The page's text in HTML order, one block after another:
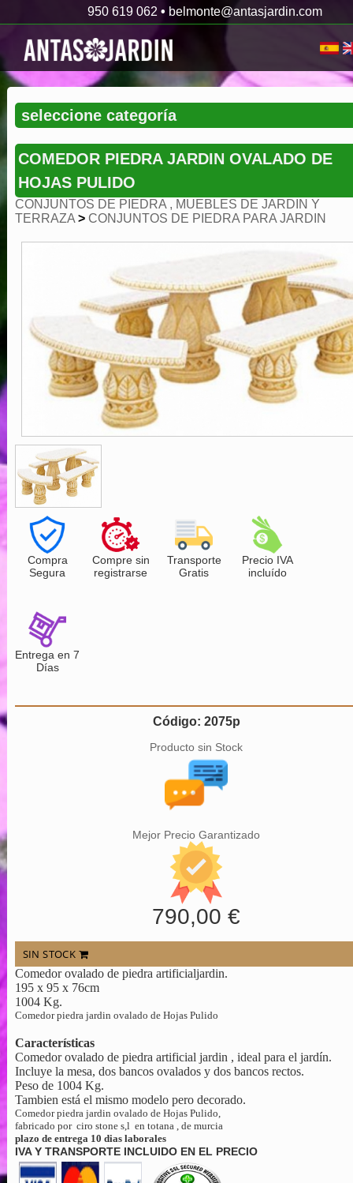
950 619 062 • belmonte@antasjardin.com
COMEDOR PIEDRA JARDIN OVALADO DE
HOJAS PULIDO
CONJUNTOS DE PIEDRA , MUEBLES DE JARDIN Y
TERRAZA > CONJUNTOS DE PIEDRA PARA JARDIN
Compra
Segura
Compre sin
registrarse
Transporte
Gratis
Precio IVA
incluído
Entrega en 7
Días
Código: 2075p
Producto sin Stock
Mejor Precio Garantizado
790,00 €
SIN STOCK
Comedor ovalado de piedra artificialjardin.
195 x 95 x 76cm
1004 Kg.
Comedor piedra jardin ovalado de Hojas Pulido
Características
Comedor ovalado de piedra artificial jardin , ideal para el jardín.
Incluye la mesa, dos bancos ovalados y dos bancos rectos.
Peso de 1004 Kg.
Tambien está el mismo modelo pero decorado.
Comedor piedra jardin ovalado de Hojas Pulido,
fabricado por ciro stone s,l en totana , de murcia
plazo de entrega 10 dias laborales
IVA Y TRANSPORTE INCLUIDO EN EL PRECIO